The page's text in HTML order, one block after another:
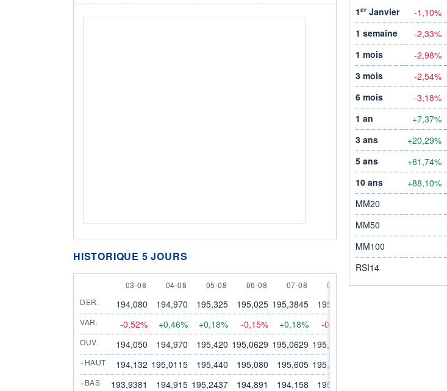
HISTORIQUE 5 JOURS
3 AUGUST
03-08 4 AUGUST
04-08 5 AUGUST
05-08 6 AUGUST
06-08 7 AUGUST
07-08 8 AUGUST
08-08 9 AUGUST
09-08
DER.
194,080 194,970 195,325 195,025 195,3845 195,384
VAR. -0,52% +0,46% +0,18% -0,15% +0,18% -0,00%
OUV. 194,050 194,970 195,420 195,0629 195,0629 195,3845
+HAUT 194,132 195,0115 195,440 195,080 195,605 195,3845
+BAS 193,9381 194,915 195,2437 194,891 194,158 195,295
1erJanvier -1,10%
1 semaine
-2,33%
1 mois
-2,98%
3 mois
-2,54%
6 mois
-3,18%
1 an
+7,37%
3 ans
+20,29%
5 ans
+61,74%
10 ans
+88,10%
MM20
MM50
MM100
RSI14